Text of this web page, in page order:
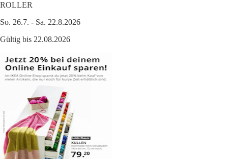
ROLLER
So. 26.7. - Sa. 22.8.2026
Gültig bis 22.08.2026